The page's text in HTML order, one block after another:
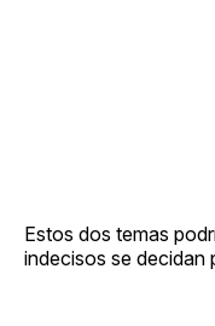
Estos dos temas
indecisos se decidan